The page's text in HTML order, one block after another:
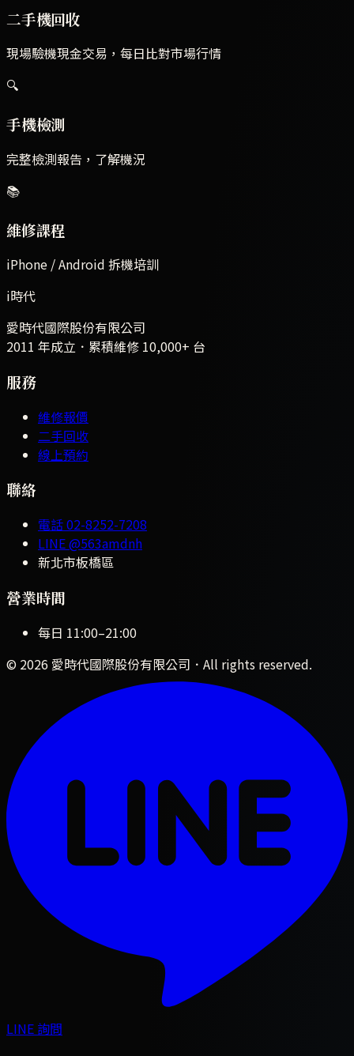
二手機回收
現場驗機現金交易，每日比對市場行情
🔍
手機檢測
完整檢測報告，了解機況
📚
維修課程
iPhone / Android 拆機培訓
i時代
愛時代國際股份有限公司
2011 年成立．累積維修 10,000+ 台
服務
維修報價
二手回收
線上預約
聯絡
電話02-8252-7208
LINE@563amdnh
新北市板橋區
營業時間
每日 11:00–21:00
© 2026 愛時代國際股份有限公司 ．All rights reserved.
LINE 詢問